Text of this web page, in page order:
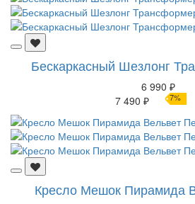
Бескаркасный Шезлонг
6 990 ₽
7 490 ₽
7%
Кресло Мешок Пирамида